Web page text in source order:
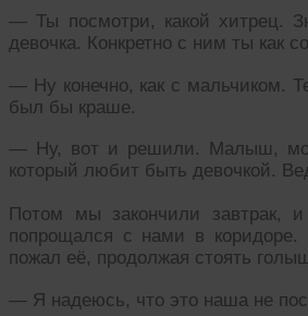
— Ты посмотри, какой хитрец.
девочка. Конкретно с ним ты как
— Ну конечно, как с мальчиком.
был бы краше.
— Ну, вот и решили. Малыш,
который любит быть девочкой.
Потом мы закончили завтрак,
попрощался с нами в
пожал её, продолжая стоять
— Я надеюсь, что это наша не